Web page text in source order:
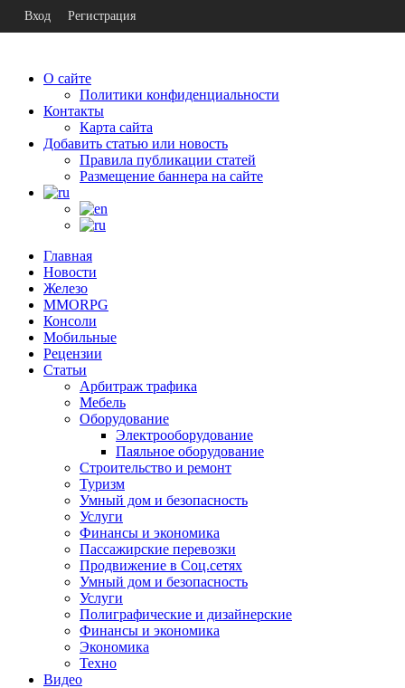
О сайте
Политики конфиденциальности
Контакты
Карта сайта
Добавить статью или новость
Правила публикации статей
Размещение баннера на сайте
Главная
Новости
Железо
MMORPG
Консоли
Мобильные
Рецензии
Статьи
Арбитраж трафика
Мебель
Оборудование
Электрооборудование
Паяльное оборудование
Строительство и ремонт
Туризм
Умный дом и безопасность
Услуги
Финансы и экономика
Пассажирские перевозки
Продвижение в Соц.сетях
Умный дом и безопасность
Услуги
Полиграфические и дизайнерские
Финансы и экономика
Экономика
Техно
Видео
Вход Регистрация